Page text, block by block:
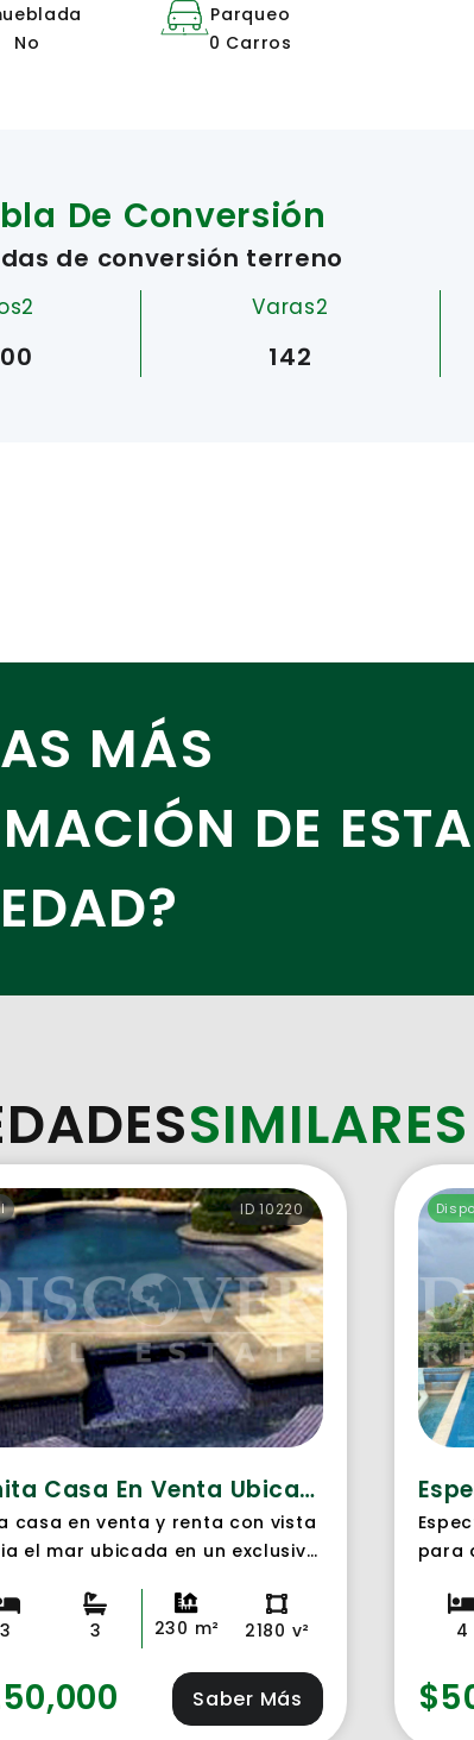
No
Parqueo
0 Carros
De Conversión
de conversión terreno
Varas2
142
MÁS
DE ESTA
SIMILARES
ID 10220
Bonita Casa En Venta Ubicada Camino A Montelimar, Masachapa.
casa en venta y renta con vista
el mar ubicada en un exclusivo
Varas2 de área de terreno y 230
de area de
con baños
baños de visita, sala,
3 3 230 m² 2180 v²
Saber Más
para
4